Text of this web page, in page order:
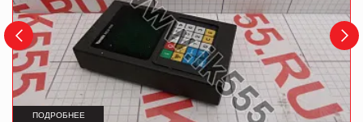
ПОДРОБНЕЕ